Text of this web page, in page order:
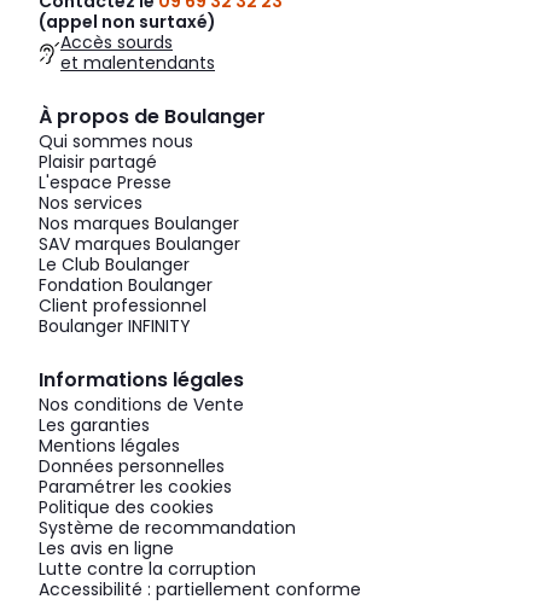
(appel non surtaxé)
Accès sourds
et malentendants
À propos de Boulanger
Qui sommes nous
Plaisir partagé
L'espace Presse
Nos services
Nos marques Boulanger
SAV marques Boulanger
Le Club Boulanger
Fondation Boulanger
Client professionnel
Boulanger INFINITY
Informations légales
Nos conditions de Vente
Les garanties
Mentions légales
Données personnelles
Paramétrer les cookies
Politique des cookies
Système de recommandation
Les avis en ligne
Lutte contre la corruption
Accessibilité : partiellement conforme